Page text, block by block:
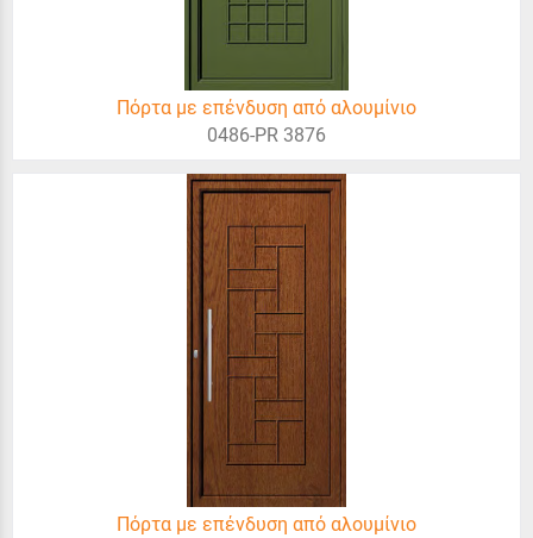
Πόρτα με επένδυση από αλουμίνιο
0486-PR 3876
Πόρτα με επένδυση από αλουμίνιο